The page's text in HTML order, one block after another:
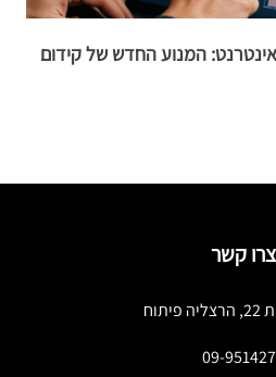
המנוע החדש של קידום
צרו קשר
09-